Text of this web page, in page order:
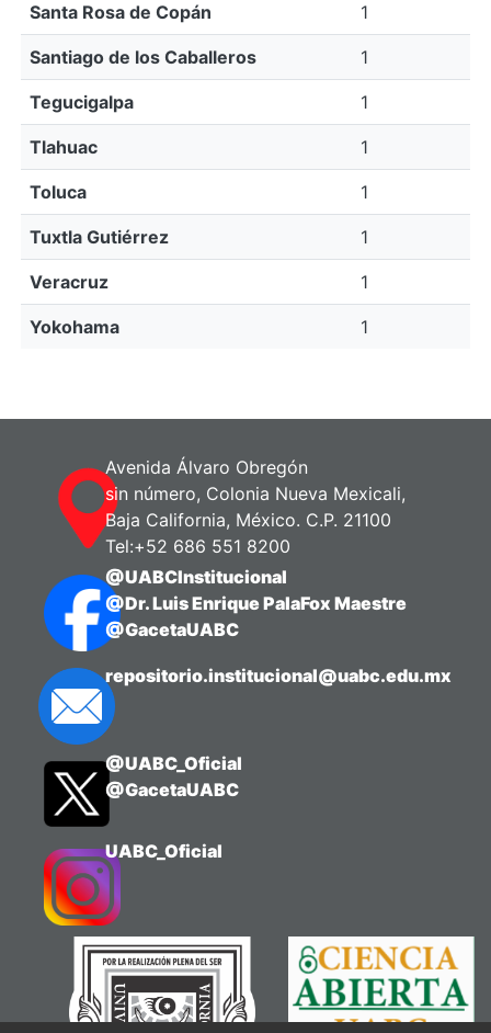
Santa Rosa de Copán 1
Santiago de los Caballeros 1
Tegucigalpa 1
Tlahuac 1
Toluca 1
Tuxtla Gutiérrez 1
Veracruz 1
Yokohama 1
Avenida Álvaro Obregón
sin número, Colonia Nueva Mexicali,
Baja California, México. C.P. 21100
Tel:+52 686 551 8200
@UABCInstitucional
@Dr. Luis Enrique PalaFox Maestre
@GacetaUABC
repositorio.institucional@uabc.edu.mx
@UABC_Oficial
@GacetaUABC
UABC_Oficial